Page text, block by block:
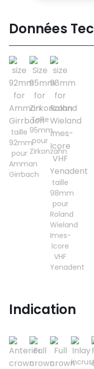
Données
taille
92mm
pour
Amman
Girrbach
Taille
95mm
pour
Zirkonzahn
taille
98mm
pour
Roland
Wieland
Imes-
Icore
VHF
Yenadent
Indication